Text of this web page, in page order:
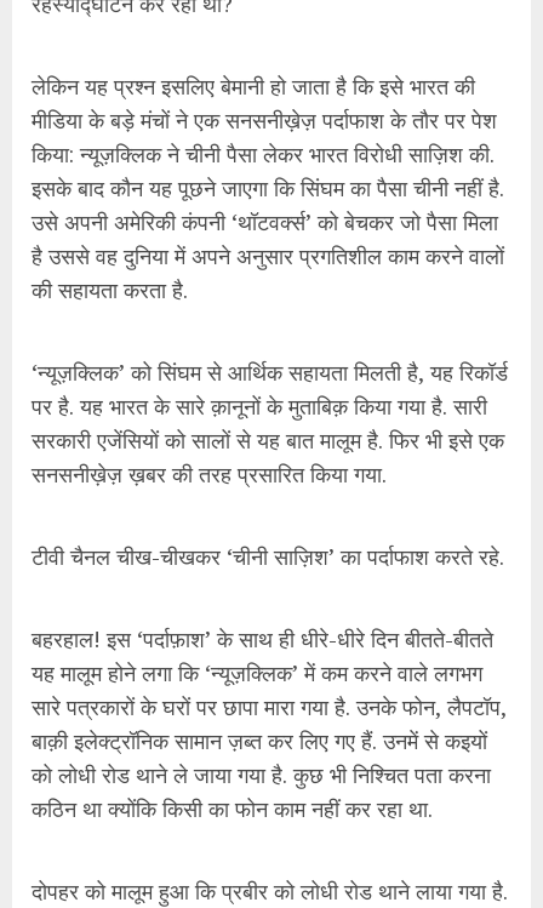
लेकिन यह प्रश्न इसलिए बेमानी हो जाता है कि इसे भारत की
मीडिया के बड़े मंचों ने एक सनसनीख़ेज़ पर्दाफाश के तौर पर पेश
किया: न्यूज़क्लिक ने चीनी पैसा लेकर भारत विरोधी साज़िश की.
इसके बाद कौन यह पूछने जाएगा कि सिंघम का पैसा चीनी नहीं है.
उसे अपनी अमेरिकी कंपनी ‘थॉटवर्क्स’ को बेचकर जो पैसा मिला
है उससे वह दुनिया में अपने अनुसार प्रगतिशील काम करने वालों
की सहायता करता है.
‘न्यूज़क्लिक’ को सिंघम से आर्थिक सहायता मिलती है, यह रिकॉर्ड
पर है. यह भारत के सारे क़ानूनों के मुताबिक़ किया गया है. सारी
सरकारी एजेंसियों को सालों से यह बात मालूम है. फिर भी इसे एक
सनसनीख़ेज़ ख़बर की तरह प्रसारित किया गया.
टीवी चैनल चीख-चीखकर ‘चीनी साज़िश’ का पर्दाफाश करते रहे.
बहरहाल! इस ‘पर्दाफ़ाश’ के साथ ही धीरे-धीरे दिन बीतते-बीतते
यह मालूम होने लगा कि ‘न्यूज़क्लिक’ में कम करने वाले लगभग
सारे पत्रकारों के घरों पर छापा मारा गया है. उनके फोन, लैपटॉप,
बाक़ी इलेक्ट्रॉनिक सामान ज़ब्त कर लिए गए हैं. उनमें से कइयों
को लोधी रोड थाने ले जाया गया है. कुछ भी निश्चित पता करना
कठिन था क्योंकि किसी का फोन काम नहीं कर रहा था.
दोपहर को मालूम हुआ कि प्रबीर को लोधी रोड थाने लाया गया है.